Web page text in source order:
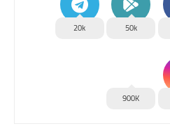
50k
20k
900K